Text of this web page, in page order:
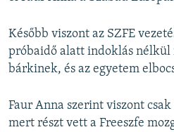
Később viszont az SZFE
próbaidő alatt indoklás nélkül
bárkinek, és az egyetem
Faur Anna szerint viszont
mert részt vett a Freeszfe